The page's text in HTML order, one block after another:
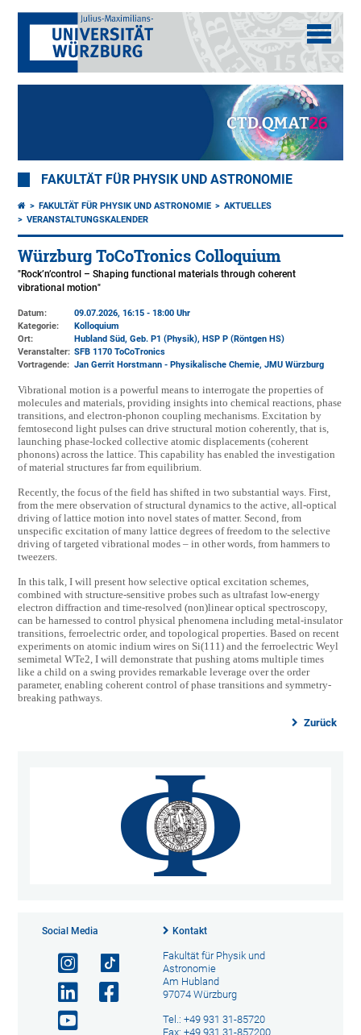
FAKULTÄT FÜR PHYSIK UND ASTRONOMIE
FAKULTÄT FÜR PHYSIK UND ASTRONOMIE
AKTUELLES
VERANSTALTUNGSKALENDER
Würzburg ToCoTronics Colloquium
"Rock’n’control – Shaping functional materials through coherent
vibrational motion"
Datum:
09.07.2026, 16:15 - 18:00 Uhr
Kategorie:
Kolloquium
Ort:
Hubland Süd, Geb. P1 (Physik), HSP P (Röntgen HS)
Veranstalter: SFB 1170 ToCoTronics
Vortragende: Jan Gerrit Horstmann - Physikalische Chemie, JMU Würzburg
Vibrational motion is a powerful means to interrogate the properties of
molecules and materials, providing insights into chemical reactions, phase
transitions, and electron-phonon coupling mechanisms. Excitation by
femtosecond light pulses can drive structural motion coherently, that is,
launching phase-locked collective atomic displacements (coherent
phonons) across the lattice. This capability has enabled the investigation
of material structures far from equilibrium.
Recently, the focus of the field has shifted in two substantial ways. First,
from the mere observation of structural dynamics to the active, all-optical
driving of lattice motion into novel states of matter. Second, from
unspecific excitation of many lattice degrees of freedom to the selective
driving of targeted vibrational modes – in other words, from hammers to
tweezers.
In this talk, I will present how selective optical excitation schemes,
combined with structure-sensitive probes such as ultrafast low-energy
electron diffraction and time-resolved (non)linear optical spectroscopy,
can be harnessed to control physical phenomena including metal-insulator
transitions, ferroelectric order, and topological properties. Based on recent
experiments on atomic indium wires on Si(111) and the ferroelectric Weyl
semimetal WTe2, I will demonstrate that pushing atoms multiple times
like a child on a swing provides remarkable leverage over the order
parameter, enabling coherent control of phase transitions and symmetry-
breaking pathways.
Zurück
Social Media Kontakt
Fakultät für Physik und
Astronomie
Am Hubland
97074 Würzburg
Tel.: +49 931 31-85720
Fax: +49 931 31-857200